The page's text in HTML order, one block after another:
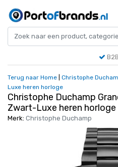
B2B
Terug naar Home
Christophe
Luxe heren horloge
Christophe Duchamp
Zwart-Luxe heren horloge
Merk: Christophe Duchamp